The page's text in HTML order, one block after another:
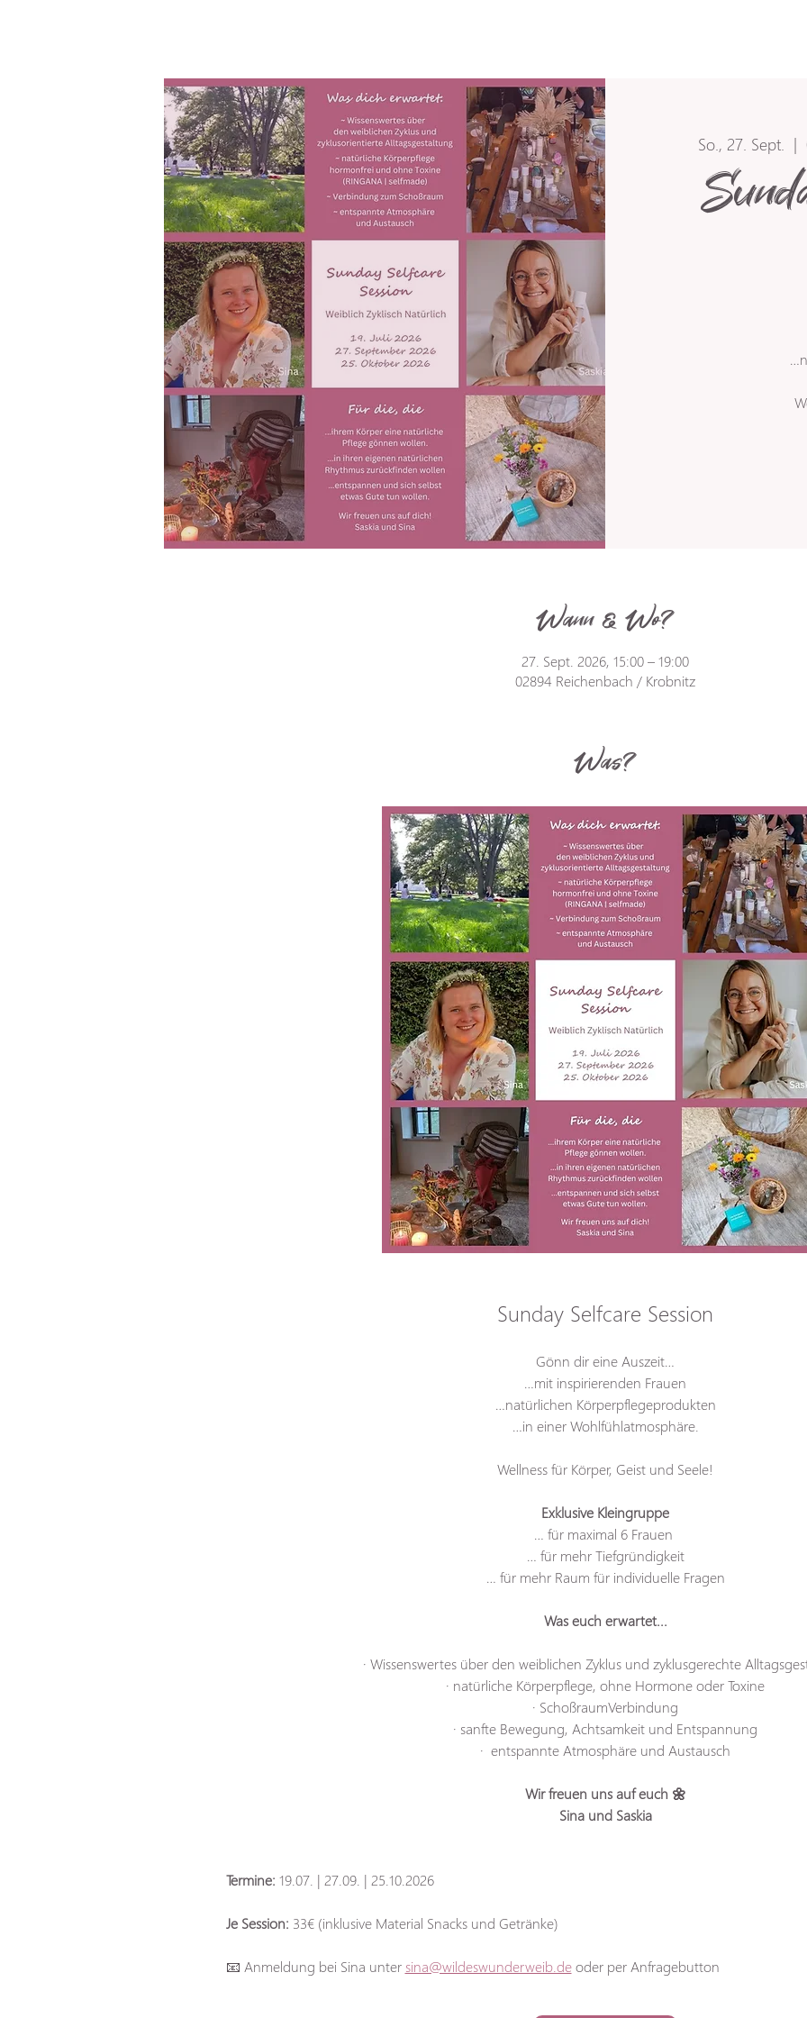
So., 27. Sept.
  |
Wann & Wo?
27. Sept. 2026, 15:00 – 19:00
02894 Reichenbach / Krobnitz
Was?
Sunday Selfcare Session
Gönn dir eine Auszeit…
…mit inspirierenden Frauen
…natürlichen Körperpflegeprodukten
…in einer Wohlfühlatmosphäre.
Wellness für Körper, Geist und Seele!
Exklusive Kleingruppe
… für maximal 6 Frauen
… für mehr Tiefgründigkeit
… für mehr Raum für individuelle Fragen
Was euch erwartet...
· Wissenswertes über den weiblichen Zyklus und zyklusgerechte
· natürliche Körperpflege, ohne Hormone oder Toxine
· SchoßraumVerbindung
· sanfte Bewegung, Achtsamkeit und Entspannung
·  entspannte Atmosphäre und Austausch
Wir freuen uns auf euch 🌼
Sina und Saskia
Termine: 19.07. | 27.09. | 25.10.2026
Je Session: 33€ (inklusive Material Snacks und Getränke)
📧 Anmeldung bei Sina unter sina@wildeswunderweib.de oder per Anfragebutton